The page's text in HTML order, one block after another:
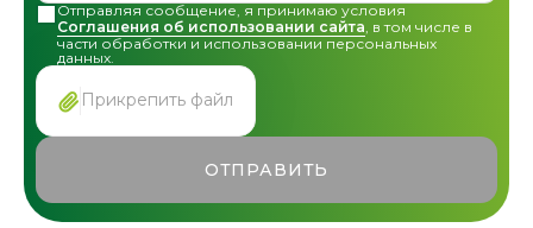
Отправляя сообщение, я принимаю условия
Соглашения об использовании сайта, в том числе в
части обработки и использовании персональных
данных.
Прикрепить файл
ОТПРАВИТЬ